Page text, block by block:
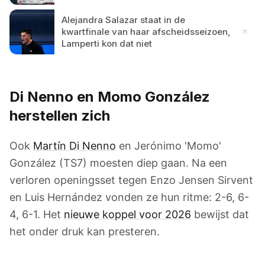
Alejandra Salazar staat in de
kwartfinale van haar afscheidsseizoen,
Lamperti kon dat niet
Di Nenno en Momo González
herstellen zich
Ook Martín Di Nenno en Jerónimo 'Momo'
González (TS7) moesten diep gaan. Na een
verloren openingsset tegen Enzo Jensen Sirvent
en Luis Hernández vonden ze hun ritme: 2-6, 6-
4, 6-1. Het nieuwe koppel voor 2026 bewijst dat
het onder druk kan presteren.